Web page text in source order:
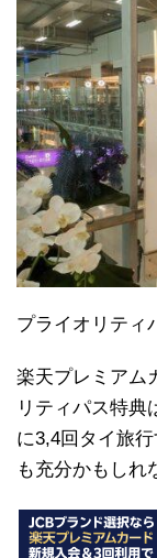
プライオリティ
楽天プレミアム
リティパス特典
に3,4回タイ旅
も充分かもしれ